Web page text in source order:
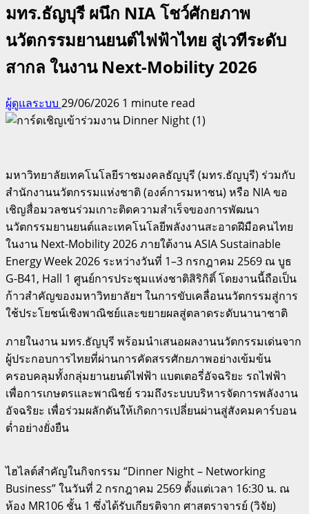
มทร.ธัญบุรี ผนึก NIA โชว์ศักยภาพ
นวัตกรรมยานยนต์ไฟฟ้าไทย สู่เวทีระดับ
สากล ในงาน Next-Mobility 2026
ผู้ดูแลระบบ 29/06/2026 1 minute read
มหาวิทยาลัยเทคโนโลยีราชมงคลธัญบุรี (มทร.ธัญบุรี) ร่วมกับ
สำนักงานนวัตกรรมแห่งชาติ (องค์การมหาชน) หรือ NIA ขอ
เชิญสื่อมวลชนร่วมเกาะติดความสำเร็จของการพัฒนา
นวัตกรรมยานยนต์และเทคโนโลยีพลังงานสะอาดฝีมือคนไทย
ในงาน Next-Mobility 2026 ภายใต้งาน ASIA Sustainable
Energy Week 2026 ระหว่างวันที่ 1–3 กรกฎาคม 2569 ณ บูธ
G-B41, Hall 1 ศูนย์การประชุมแห่งชาติสิริกิติ์ โดยงานนี้ถือเป็น
ก้าวสำคัญของมหาวิทยาลัยฯ ในการขับเคลื่อนนวัตกรรมสู่การ
ใช้ประโยชน์เชิงพาณิชย์และขยายผลสู่ตลาดระดับนานาชาติ
ภายในงาน มทร.ธัญบุรี พร้อมนำเสนอผลงานนวัตกรรมเด่นจาก
ผู้ประกอบการไทยที่ผ่านการคัดสรรศักยภาพอย่างเข้มข้น
ครอบคลุมทั้งกลุ่มยานยนต์ไฟฟ้า แบตเตอรี่อัจฉริยะ รถไฟฟ้า
เพื่อการเกษตรและพาณิชย์ รวมถึงระบบบริหารจัดการพลังงาน
อัจฉริยะ เพื่อร่วมผลักดันให้เกิดการเปลี่ยนผ่านสู่สังคมคาร์บอน
ต่ำอย่างยั่งยืน
ไฮไลต์สำคัญในกิจกรรม “Dinner Night – Networking
Business” ในวันที่ 2 กรกฎาคม 2569 ตั้งแต่เวลา 16:30 น. ณ
ห้อง MR106 ชั้น 1 ซึ่งได้รับเกียรติจาก ศาสตราจารย์ (วิจัย)